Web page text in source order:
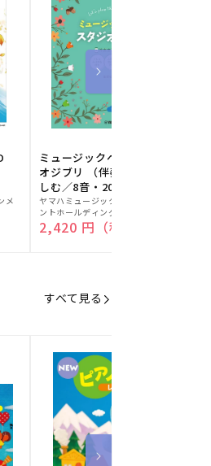
メ
ミュージックベルでスタジ
オジブリ （伴奏音源と楽
しむ／8音・20音ベル対応
／ドレミふりがな付）
販
売
元:
ヤマハミュージックエンタテインメ
ントホールディングス
通常価格
2,420 円（税込）
すべて見る